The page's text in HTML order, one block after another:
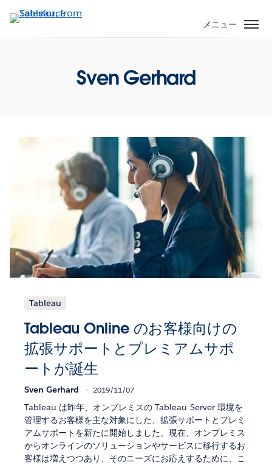
イ
メニュー
Sven Gerhard
Tableau
Tableau Online のお客様向けの
拡張サポートとプレミアムサポ
ートが誕生
Sven Gerhard 2019/11/07
Tableau は昨年、オンプレミスの Tableau Server 環境を
管理するお客様を主な対象にした、拡張サポートとプレミ
アムサポートを新たに開始しました。現在、オンプレミス
からオンラインのソリューションやサービスに移行するお
客様は増えつつあり、そのニーズにお応えするために、こ